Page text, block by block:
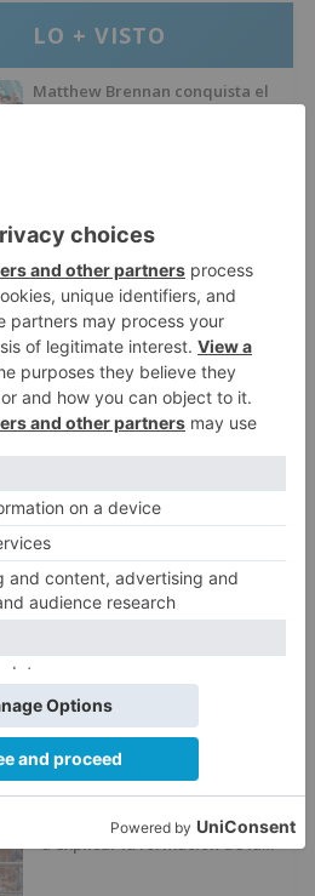
LO + VISTO
Matthew Brennan conquista el
calcina el tobogán del parque
infantil del Barrio del Pilar de
Burgos
Seis proyectos de Burgos
recibirán 7,5 millones de euros
para impulsar plantas solares
que iba en silla de ruedas tras
ser atropellado en Burgos
El PSOE advierte de que el
Ayuntamiento de Burgos ha
del Ministerio para sostener las
LO ÚLTIMO
Nuevos descubrimientos ayudan
a explicar la formación de la